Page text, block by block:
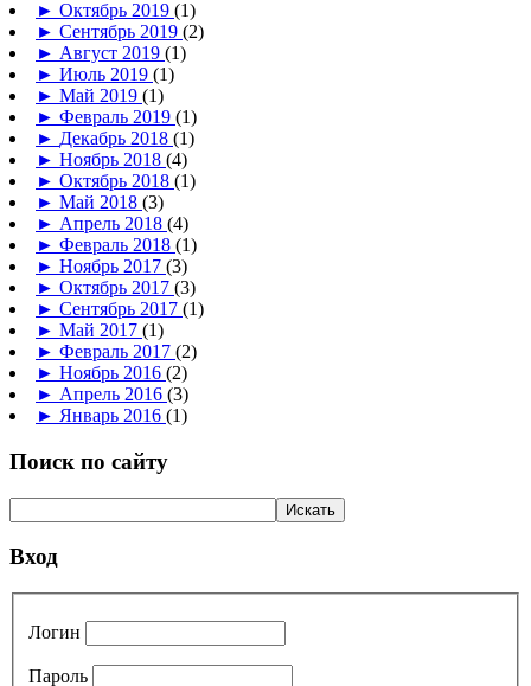
► Октябрь 2019 (1)
► Сентябрь 2019 (2)
► Август 2019 (1)
► Июль 2019 (1)
► Май 2019 (1)
► Февраль 2019 (1)
► Декабрь 2018 (1)
► Ноябрь 2018 (4)
► Октябрь 2018 (1)
► Май 2018 (3)
► Апрель 2018 (4)
► Февраль 2018 (1)
► Ноябрь 2017 (3)
► Октябрь 2017 (3)
► Сентябрь 2017 (1)
► Май 2017 (1)
► Февраль 2017 (2)
► Ноябрь 2016 (2)
► Апрель 2016 (3)
► Январь 2016 (1)
Поиск по сайту
Вход
Логин
Пароль